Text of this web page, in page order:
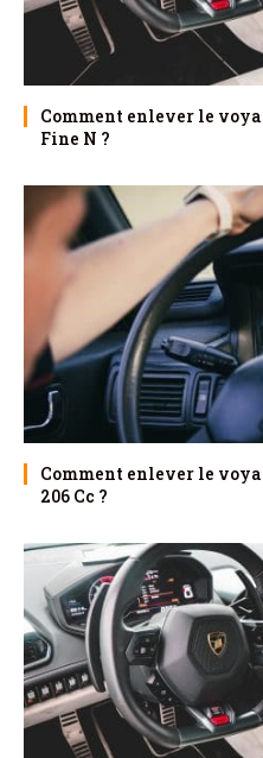
Comment enlever le
Fine N ?
Comment enlever le
206 Cc ?